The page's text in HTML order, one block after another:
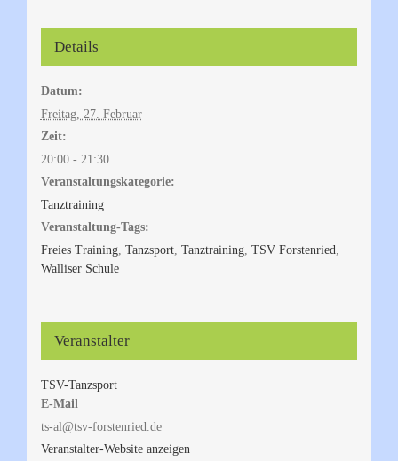
Details
Datum:
Freitag, 27. Februar
Zeit:
20:00 - 21:30
Veranstaltungskategorie:
Tanztraining
Veranstaltung-Tags:
Freies Training, Tanzsport, Tanztraining, TSV Forstenried,
Walliser Schule
Veranstalter
TSV-Tanzsport
E-Mail
ts-al@tsv-forstenried.de
Veranstalter-Website anzeigen